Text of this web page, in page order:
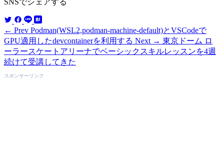
← Prev Podman(WSL2,podman-machine-default)とVSCodeで
GPU適用したdevcontainerを利用する Next → 東京ドーム ロ
ーラースケートアリーナでベーシックスキルレッスンを4週
続けて受講してきた
スポンサーリンク